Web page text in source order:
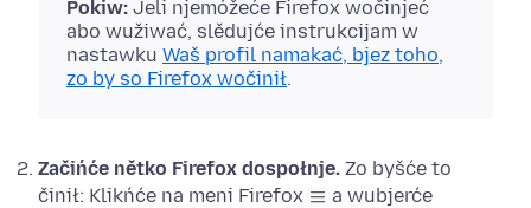
Pokiw: Jeli njemóžeće Firefox wočinjeć
abo wužiwać, slědujće instrukcijam w
nastawku Waš profil namakać, bjez toho,
zo by so Firefox wočinił.
Začińće nětko Firefox dospołnje. Zo byšće to
činił: Klikńće na meni Firefox
a wubjerće